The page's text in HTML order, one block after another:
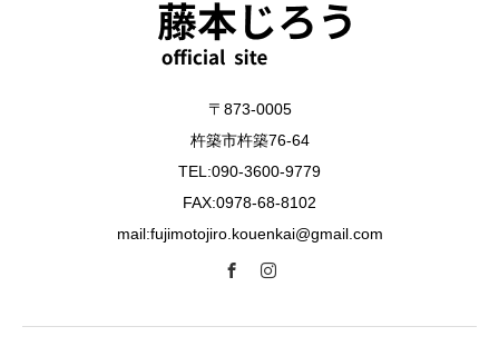
〒873-0005
杵築市杵築76-64
TEL:090-3600-9779
FAX:0978-68-8102
mail:fujimotojiro.kouenkai@gmail.com